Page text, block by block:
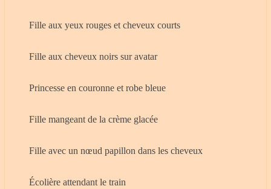
Fille aux yeux rouges et cheveux courts
Fille aux cheveux noirs sur avatar
Princesse en couronne et robe bleue
Fille mangeant de la crème glacée
Fille avec un nœud papillon dans les cheveux
Écolière attendant le train